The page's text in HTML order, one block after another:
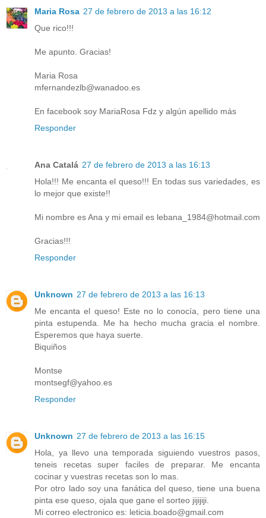
Maria Rosa 27 de febrero de 2013 a las 16:12
Que rico!!!
Me apunto. Gracias!
Maria Rosa
mfernandezlb@wanadoo.es
En facebook soy MariaRosa Fdz y algún apellido más
Responder
Ana Catalá 27 de febrero de 2013 a las 16:13
Hola!!! Me encanta el queso!!! En todas sus variedades, es
lo mejor que existe!!
Mi nombre es Ana y mi email es lebana_1984@hotmail.com
Gracias!!!
Responder
Unknown 27 de febrero de 2013 a las 16:13
Me encanta el queso! Este no lo conocía, pero tiene una
pinta estupenda. Me ha hecho mucha gracia el nombre.
Esperemos que haya suerte.
Biquiños
Montse
montsegf@yahoo.es
Responder
Unknown 27 de febrero de 2013 a las 16:15
Hola, ya llevo una temporada siguiendo vuestros pasos,
teneis recetas super faciles de preparar. Me encanta
cocinar y vuestras recetas son lo mas.
Por otro lado soy una fanática del queso, tiene una buena
pinta ese queso, ojala que gane el sorteo jijijiji.
Mi correo electronico es: leticia.boado@gmail.com